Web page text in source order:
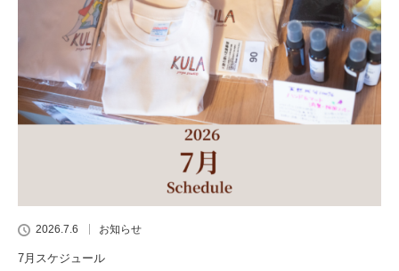
2026.7.6 お知らせ
7月スケジュール